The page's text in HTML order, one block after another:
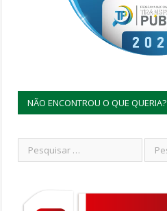
NÃO ENCONTROU O QUE QUERIA?